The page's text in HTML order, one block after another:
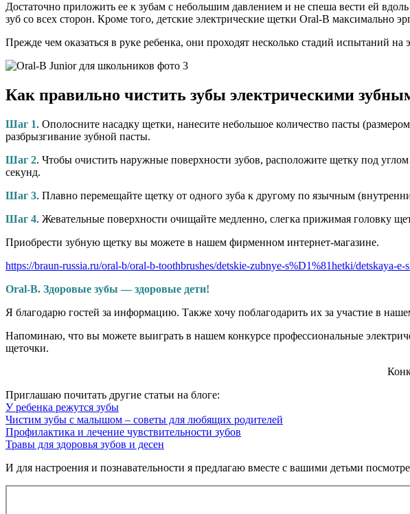
Достаточно приложить ее к зубам с небольшим давлением и не спеша вести ей
зуб со всех сторон. Кроме того, детские электрические щетки Oral-B максимально
Прежде чем оказаться в руке ребенка, они проходят несколько стадий испытаний
Как правильно чистить зубы электрическими
Шаг 1. Ополосните насадку щетки, нанесите небольшое количество пасты
разбрызгивание зубной пасты.
Шаг 2. Чтобы очистить наружные поверхности зубов, расположите щетку под
секунд.
Шаг 3. Плавно перемещайте щетку от одного зуба к другому по язычным
Шаг 4. Жевательные поверхности очищайте медленно, слегка прижимая головку
Приобрести зубную щетку вы можете в нашем фирменном интернет-магазине.
https://braun-russia.ru/oral-b/oral-b-toothbrushes/detskie-zubnye-s%D1%81hetki/detskaya-
Oral-B. Здоровые зубы — здоровые дети!
Я благодарю гостей за информацию. Также хочу поблагодарить их за участие в
Напоминаю, что вы можете выиграть в нашем конкурсе профессиональные
щеточки.
Приглашаю почитать другие статьи на блоге:
У ребенка режутся зубы
Чистим зубы с малышом – советы для любящих родителей
Профилактика и лечение чувствительности зубов
Травы для здоровья зубов и десен
И для настроения и познавательности я предлагаю вместе с вашими детьми